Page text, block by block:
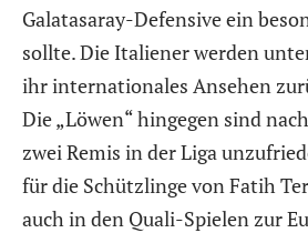
Galatasaray-Defensive ein
sollte. Die Italiener werden
ihr internationales Ansehen
Die „Löwen“ hingegen sind
zwei Remis in der Liga
für die Schützlinge von Fatih
auch in den Quali-Spielen zur